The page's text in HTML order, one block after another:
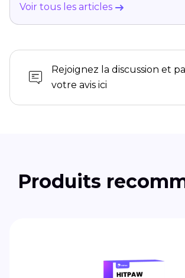
Voir tous les articles
Rejoignez la discussion et
votre avis ici
Produits